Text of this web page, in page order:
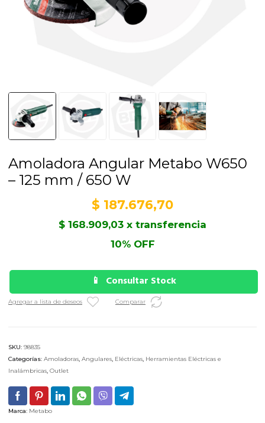
Amoladora Angular Metabo W650
– 125 mm / 650 W
$ 187.676,70
$ 168.909,03 x transferencia
10% OFF
Consultar Stock
Agregar a lista de deseos Comparar
SKU: 98835
Categorías: Amoladoras, Angulares, Eléctricas, Herramientas Eléctricas e
Inalámbricas, Outlet
Marca: Metabo